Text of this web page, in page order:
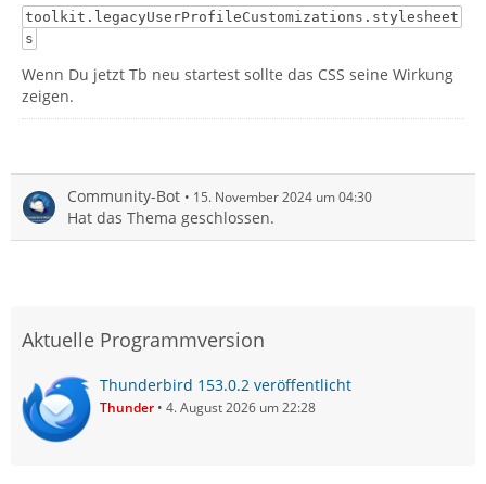
toolkit.legacyUserProfileCustomizations.stylesheet
s
Wenn Du jetzt Tb neu startest sollte das CSS seine Wirkung
zeigen.
Community-Bot 15. November 2024 um 04:30
Hat das Thema geschlossen.
Aktuelle Programmversion
Thunderbird 153.0.2 veröffentlicht
Thunder 4. August 2026 um 22:28